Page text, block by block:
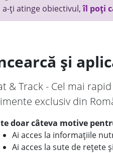
a-ți atinge obiectivul,îl poți
și
& Track - Cel mai
exclusiv din
doar câteva motive
Ai acces la informațiile
Ai acces la sute de rețete